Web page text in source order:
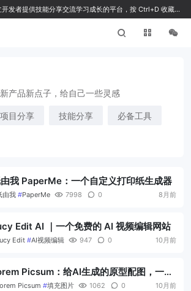
发者提供技能分享交流学习成长的平台，按 Ctrl+D 收藏我
产品新点子，给自己一些灵感
项目分享 技能分享 必备工具
我 PaperMe：一个自定义打印纸生成器
由我 #PaperMe 7998 0 8月前
Edit AI ｜一个免费的 AI 视频编辑网站
Edit #AI视频编辑 947 0 10月前
Picsum：给AI生成的原型配图，一键
质感Picsum #填充图片 1062 0 10月前